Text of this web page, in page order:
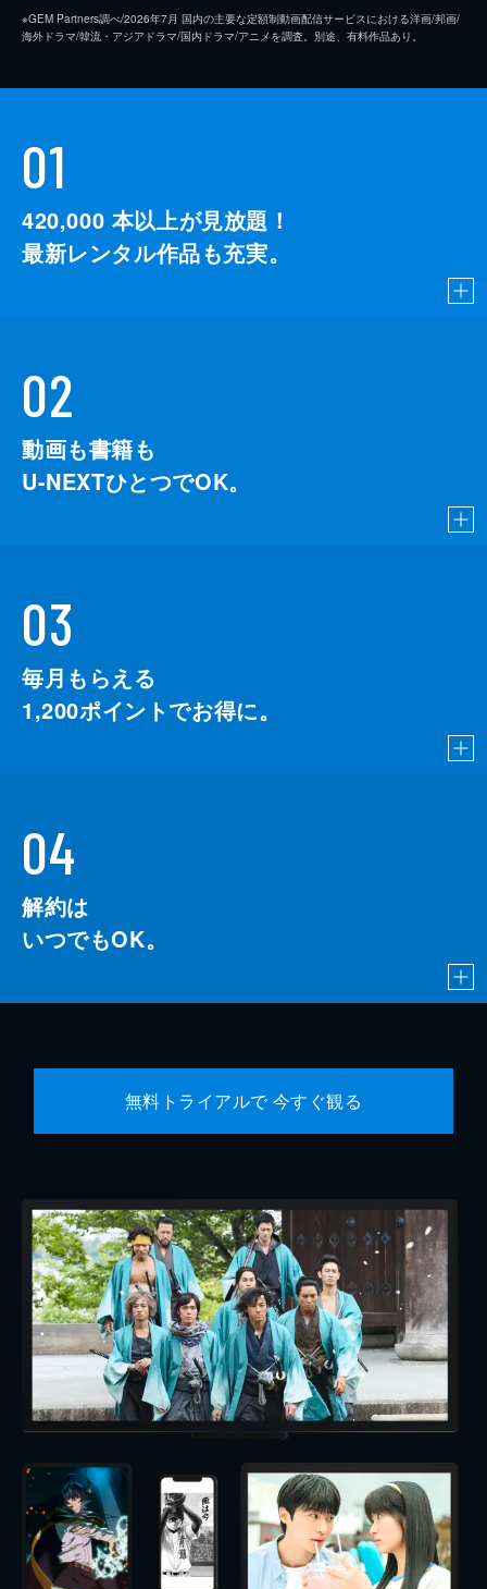
※GEM Partners調べ/2026年7⽉ 国内の主要な定額制動画配信サービスにおける洋画/邦画/
海外ドラマ/韓流・アジアドラマ/国内ドラマ/アニメを調査。別途、有料作品あり。
01
420,000 本以上が見放題！
最新レンタル作品も充実。
02
動画も書籍も
U-NEXTひとつでOK。
03
毎月もらえる
1,200ポイントでお得に。
04
解約は
いつでもOK。
無料トライアルで 今すぐ観る